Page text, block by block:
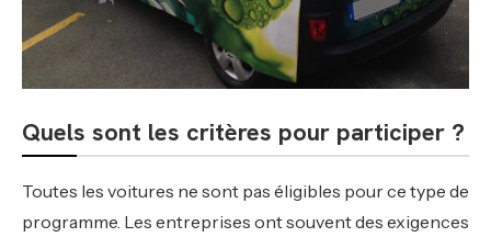
Quels sont les critères pour participer ?
Toutes les voitures ne sont pas éligibles pour ce type de
programme. Les entreprises ont souvent des exigences